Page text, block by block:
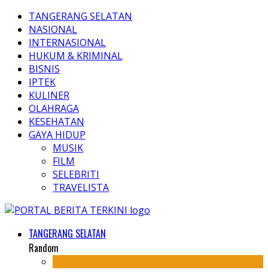
TANGERANG SELATAN
NASIONAL
INTERNASIONAL
HUKUM & KRIMINAL
BISNIS
IPTEK
KULINER
OLAHRAGA
KESEHATAN
GAYA HIDUP
MUSIK
FILM
SELEBRITI
TRAVELISTA
TANGERANG SELATAN
Random